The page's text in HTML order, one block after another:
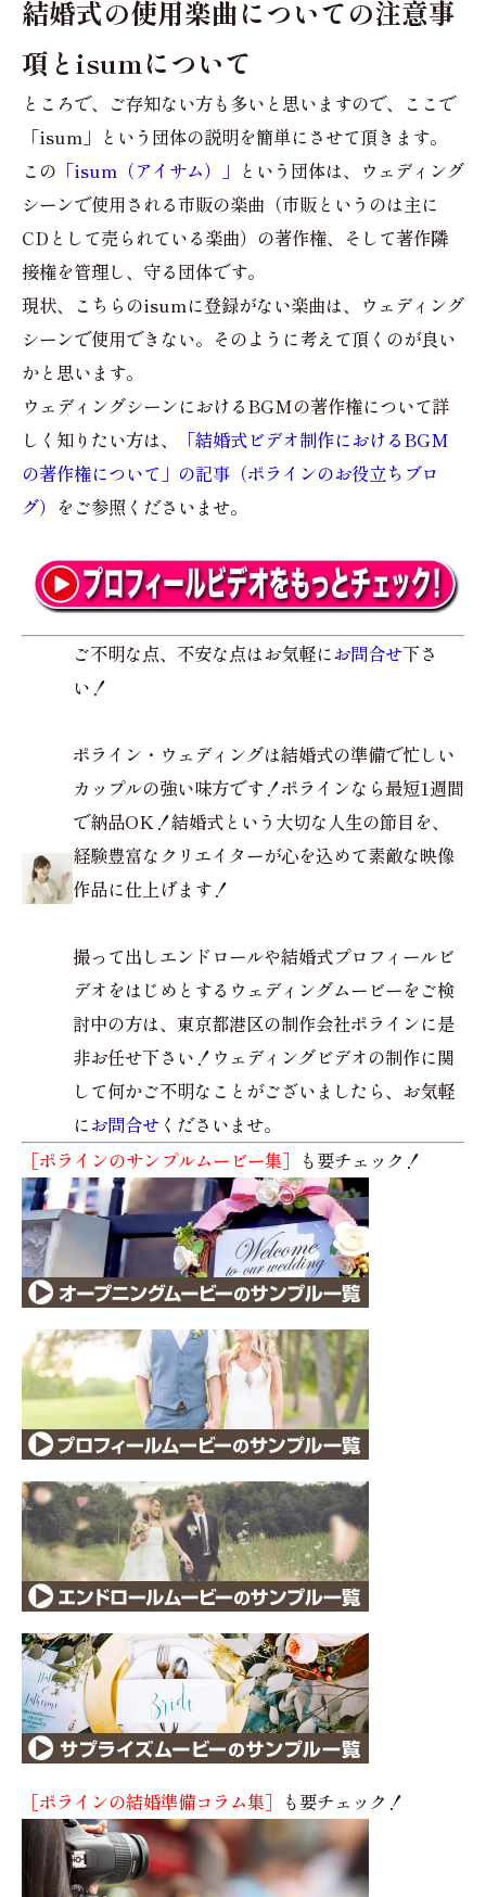
結婚式の使用楽曲についての注意事
項とisumについて
ところで、ご存知ない方も多いと思いますので、ここで
「isum」という団体の説明を簡単にさせて頂きます。
この 「isum（アイサム）」 という団体は、ウェディング
シーンで使用される市販の楽曲（市販というのは主に
CDとして売られている楽曲）の著作権、そして著作隣
接権を管理し、守る団体です。
現状、こちらのisumに登録がない楽曲は、ウェディング
シーンで使用できない。そのように考えて頂くのが良い
かと思います。
ウェディングシーンにおけるBGMの著作権について詳
しく知りたい方は、
「結婚式ビデオ制作におけるBGM
の著作権について」の記事（ポラインのお役立ちブロ
グ） をご参照くださいませ。
ご不明な点、不安な点はお気軽にお問合せ下さ
い！
ポライン・ウェディングは結婚式の準備で忙しい
カップルの強い味方です！ポラインなら最短1週間
で納品OK！結婚式という大切な人生の節目を、
経験豊富なクリエイターが心を込めて素敵な映像
作品に仕上げます！
撮って出しエンドロールや結婚式プロフィールビ
デオをはじめとするウェディングムービーをご検
討中の方は、東京都港区の制作会社ポラインに是
非お任せ下さい！ウェディングビデオの制作に関
して何かご不明なことがございましたら、お気軽
にお問合せ くださいませ。
［ポラインのサンプルムービー集］ も要チェック！
［ポラインの結婚準備コラム集］ も要チェック！